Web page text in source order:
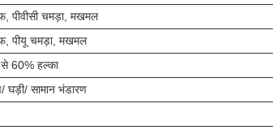
पीवीसी चमड़ा, मखमल
पीयू चमड़ा, मखमल
60% हल्का
सामान भंडारण